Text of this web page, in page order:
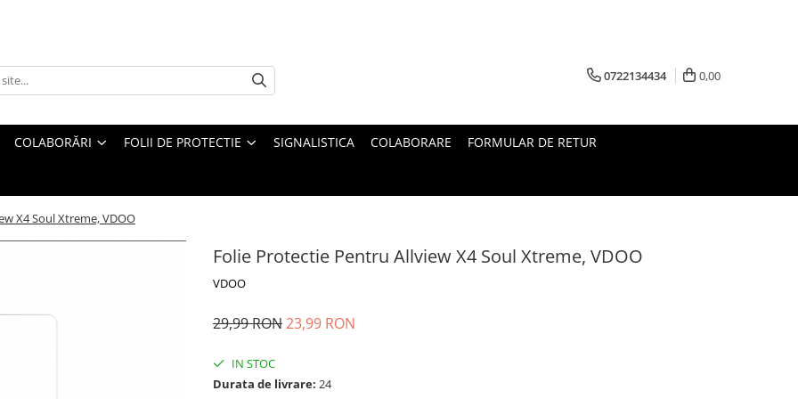
0722134434 0,00
COLABORĂRI FOLII DE PROTECTIE SIGNALISTICA COLABORARE FORMULAR DE RETUR
X4 Soul Xtreme, VDOO
Folie Protectie Pentru Allview X4 Soul Xtreme, VDOO
VDOO
29,99 RON23,99 RON
IN STOC
Durata de livrare: 24